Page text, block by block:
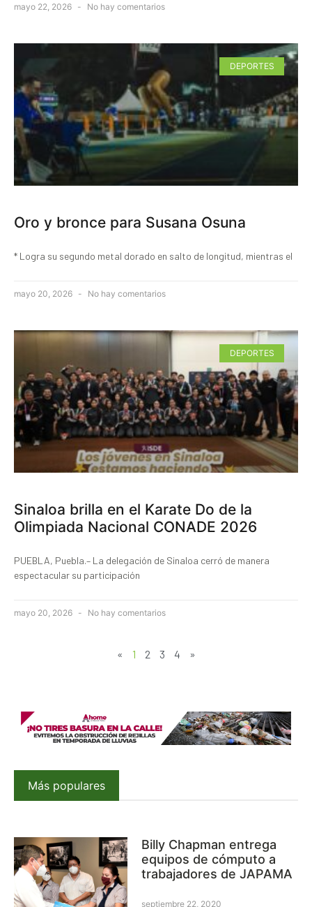
mayo 22, 2026 No hay comentarios
DEPORTES
Oro y bronce para Susana Osuna
* Logra su segundo metal dorado en salto de longitud, mientras el
mayo 20, 2026 No hay comentarios
DEPORTES
Sinaloa brilla en el Karate Do de la
Olimpiada Nacional CONADE 2026
PUEBLA, Puebla.– La delegación de Sinaloa cerró de manera
espectacular su participación
mayo 20, 2026 No hay comentarios
« 1 2 3 4 »
Más populares
Billy Chapman entrega
equipos de cómputo a
trabajadores de JAPAMA
septiembre 22, 2020